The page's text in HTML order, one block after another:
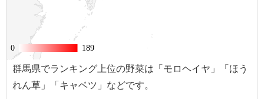
0
0 189
189
群馬県でランキング上位の野菜は「モロヘイヤ」「ほう
れん草」「キャベツ」などです。